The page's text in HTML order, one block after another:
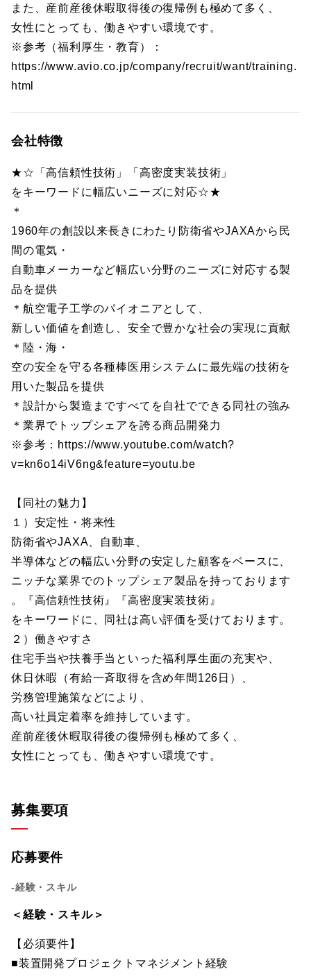
また、産前産後休暇取得後の復帰例も極めて多く、
女性にとっても、働きやすい環境です。
※参考（福利厚生・教育）：
https://www.avio.co.jp/company/recruit/want/training.
html
会社特徴
★☆「高信頼性技術」「高密度実装技術」
をキーワードに幅広いニーズに対応☆★
＊
1960年の創設以来長きにわたり防衛省やJAXAから民
間の電気・
自動車メーカーなど幅広い分野のニーズに対応する製
品を提供
＊航空電子工学のパイオニアとして、
新しい価値を創造し、安全で豊かな社会の実現に貢献
＊陸・海・
空の安全を守る各種棒医用システムに最先端の技術を
用いた製品を提供
＊設計から製造まですべてを自社でできる同社の強み
＊業界でトップシェアを誇る商品開発力
※参考：https://www.youtube.com/watch?
v=kn6o14iV6ng&feature=youtu.be
【同社の魅力】
１）安定性・将来性
防衛省やJAXA、自動車、
半導体などの幅広い分野の安定した顧客をベースに、
ニッチな業界でのトップシェア製品を持っております
。『高信頼性技術』『高密度実装技術』
をキーワードに、同社は高い評価を受けております。
２）働きやすさ
住宅手当や扶養手当といった福利厚生面の充実や、
休日休暇（有給一斉取得を含め年間126日）、
労務管理施策などにより、
高い社員定着率を維持しています。
産前産後休暇取得後の復帰例も極めて多く、
女性にとっても、働きやすい環境です。
募集要項
応募要件
-経験・スキル
＜経験・スキル＞
【必須要件】
■装置開発プロジェクトマネジメント経験